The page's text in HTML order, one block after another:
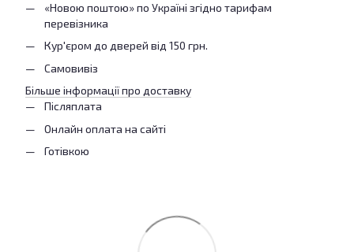
«Новою поштою» по Україні згідно тарифам
перевізника
Кур'єром до дверей від 150 грн.
Самовивіз
Більше інформації про доставку
Післяплата
Онлайн оплата на сайті
Готівкою